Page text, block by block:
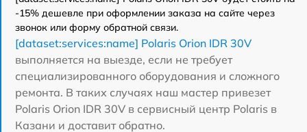
-15% дешевле при оформлении заказа на сайте через
звонок или форму обратной связи.
[dataset:services:name] Polaris Orion IDR 30V
выполняется на выезде, если не требует
специализированного оборудования и сложного
ремонта. В таких случаях наш мастер привезет
Polaris Orion IDR 30V в сервисный центр Polaris в
Казани и доставит обратно.